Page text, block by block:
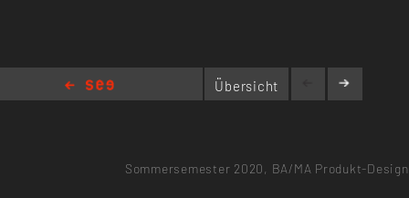
Übersicht
Sommersemester 2020, BA/MA Produkt-Design